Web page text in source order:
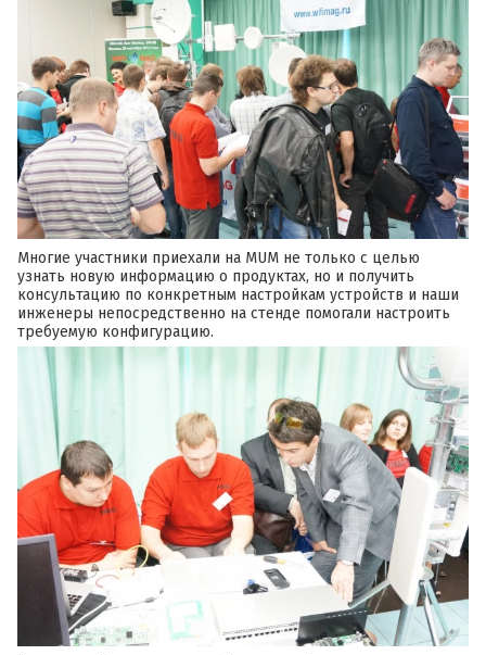
Многие участники приехали на MUM не только с целью
узнать новую информацию о продуктах, но и получить
консультацию по конкретным настройкам устройств и наши
инженеры непосредственно на стенде помогали настроить
требуемую конфигурацию.